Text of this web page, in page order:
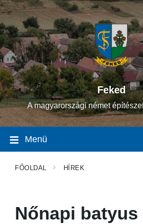
Ugrás
a
tartalomhoz
Ugrás
a
fő
navigációhoz
Ugrás
a
lábléchez
Feked
A magyarországi német
Menü
FŐOLDAL HÍREK
Nőnapi batyus